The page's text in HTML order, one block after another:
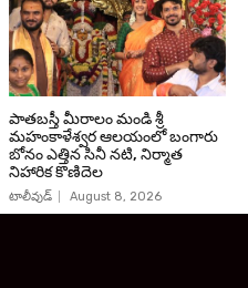
పాతబస్తీ మీరాలం మండి శ్రీ
మహంకాళేశ్వర ఆలయంలో బంగారు
బోనం ఎత్తిన సినీ నటి, నిర్మాత
నిహారిక కొణిదెల
టాలీవుడ్ August 8, 2026